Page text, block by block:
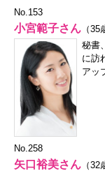
No.153
小宮範子さん （35
秘書
に訪
アッ
No.258
矢口裕美さん （32